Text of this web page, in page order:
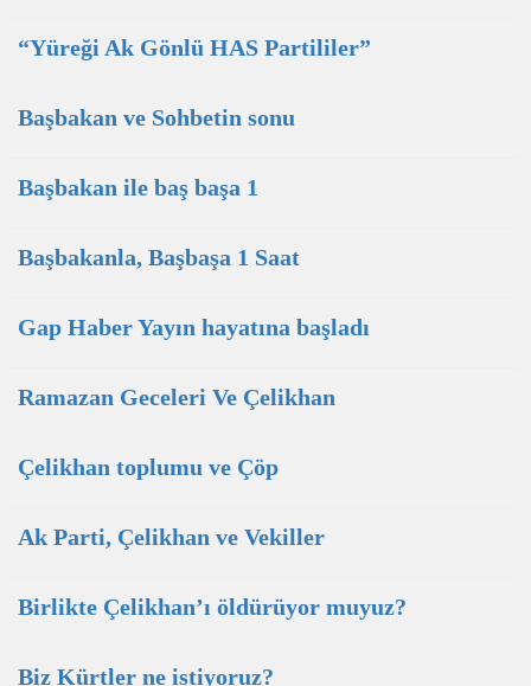
“Yüreği Ak Gönlü HAS Partililer”
Başbakan ve Sohbetin sonu
Başbakan ile baş başa 1
Başbakanla, Başbaşa 1 Saat
Gap Haber Yayın hayatına başladı
Ramazan Geceleri Ve Çelikhan
Çelikhan toplumu ve Çöp
Ak Parti, Çelikhan ve Vekiller
Birlikte Çelikhan’ı öldürüyor muyuz?
Biz Kürtler ne istiyoruz?